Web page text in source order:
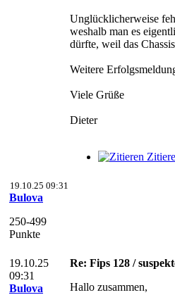
Unglücklicherweise
weshalb man es
dürfte, weil das
Weitere
Viele Grüße
Dieter
19.10.25 09:31
Bulova
250-499
Punkte
19.10.25
09:31
Bulova
Re: Fips 128 /
Hallo zusammen,